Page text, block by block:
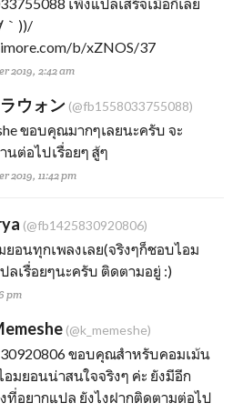
เพิ่งแปลเสร็จเมื่อกี้เลย
｀))/
b/xZNOS/37
2019, 2:42 am
ウォン(@fb1558033755088)
ขอบคุณมากๆเลยนะครับ จะ
นต่อไปเรื่อยๆ สู้ๆ
2019, 11:42 pm
(@fb1425830920806)
ยอนทุกเพลงเลย(จริงๆก็ชอบไอม
ลเรื่อยๆนะครับ ติดตามอยู่ :)
pm
(@k_memeshe)
ขอบคุณสำหรับคอมเม้น
อมยอนน่าสนใจจริงๆ ค่ะ ยังมีอีก
ที่อยากแปล ยังไงฝากติดตามต่อไป